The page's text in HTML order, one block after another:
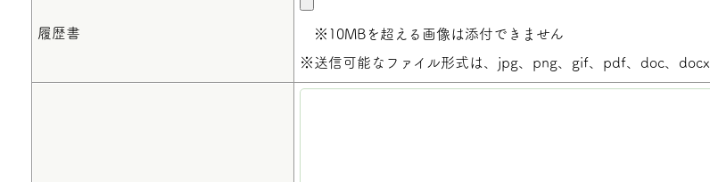
履歴書
※10MBを超える画像は添付できません
※送信可能なファイル形式は、jpg、png、gif、pdf、doc、docx